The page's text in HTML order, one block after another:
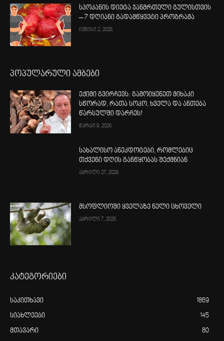
სპოკანის დიეტა ჯანმრთელი გულისთვის
– 7 დღიანი გადამწყვეტი პროგრამა
ივნისი 2, 2026
პოპულარული ამბები
ექიმი გვირჩევს: გამოიყენეთ მიხაკი
სწორად, რათა სოკო, ხველა და ანთება
წარსულში დარჩეს!
მარტი 9, 2026
სახალისო ანეკდოტები, რომლებიც
თქვენი დღის განწყობას შექმნიან
აპრილი 27, 2026
მსოფლიოში ყველაზე ნელი ცხოველი
აპრილი 7, 2026
კატეგორიები
საკითხავი 1869
სიახლეები 145
მთავარი 80